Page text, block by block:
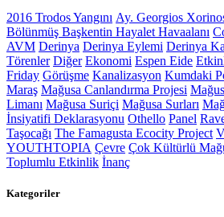
2016 Trodos Yangını Ay. Georgios
Bölünmüş Başkentin Hayalet Havaalanı
AVM Derinya Derinya Eylemi Derinya
Törenler Diğer Ekonomi Espen Eide
Friday Görüşme Kanalizasyon Kumdaki
Maraş Mağusa Canlandırma Projesi
Limanı Mağusa Suriçi Mağusa Surları
İnsiyatifi Deklarasyonu Othello Panel
Taşocağı The Famagusta Ecocity Project
YOUTHTOPIA Çevre Çok Kültürlü
Toplumlu Etkinlik İnanç
Kategoriler